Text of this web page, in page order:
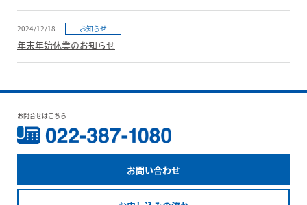
2024/12/18 お知らせ
年末年始休業のお知らせ
お問合せはこちら
お問い合わせ